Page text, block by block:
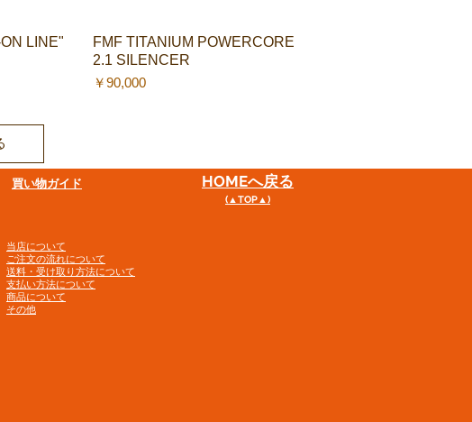
ー
LINE"
クイックビュー
FMF TITANIUM POWERCORE
2.1 SILENCER
価格
￥90,000
買い物ガイド HOMEへ戻る
(▲TOP▲)
​当店について
ご注文の流れについて
送料・受け取り方法について
支払い方法について
商品について
その他